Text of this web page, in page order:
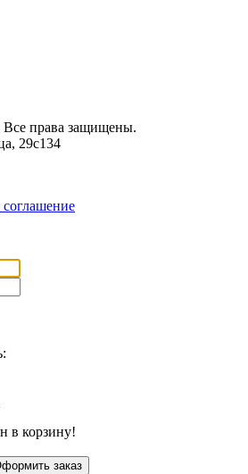
Все права защищены.
29с134
соглашение
в корзину!
заказ